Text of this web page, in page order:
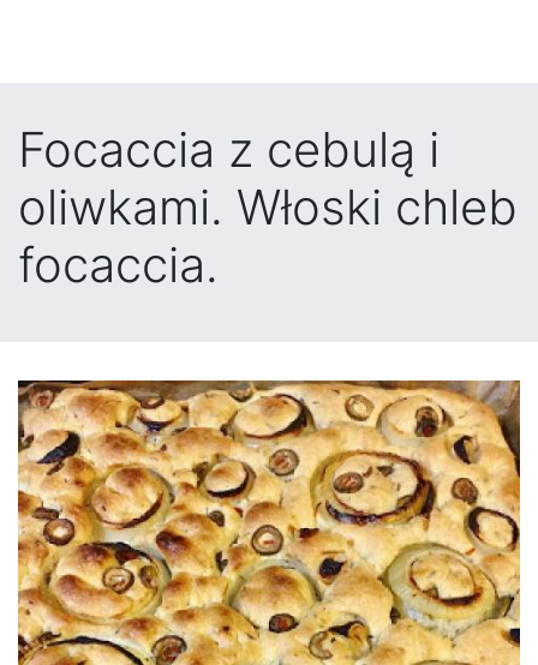
Focaccia z cebulą i
oliwkami. Włoski chleb
focaccia.